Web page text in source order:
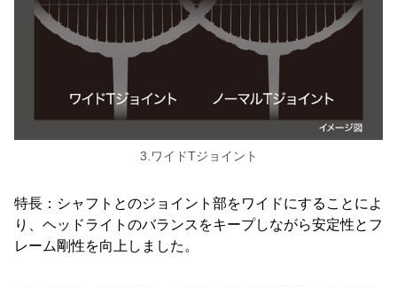
3.ワイドTジョイント
特長：シャフトとのジョイント部をワイドにすることによ
り、ヘッドライトのバランスをキープしながら安定性とフ
レーム剛性を向上しました。